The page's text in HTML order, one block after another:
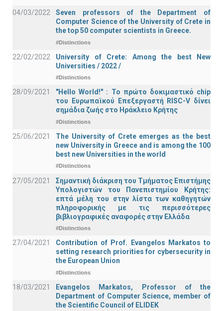
04/03/2022
Seven professors of the Department of
Computer Science of the University of Crete in
the top 50 computer scientists in Greece.
#Distinctions
22/02/2022
University of Crete: Among the best New
Universities / 2022 /
#Distinctions
28/09/2021
"Hello World!" : Το πρώτο δοκιμαστικό chip
του Ευρωπαϊκού Επεξεργαστή RISC-V δίνει
σημάδια ζωής στο Ηράκλειο Κρήτης
#Distinctions
25/06/2021
The University of Crete emerges as the best
new University in Greece and is among the 100
best new Universities in the world
#Distinctions
27/05/2021
Σημαντική διάκριση του Τμήματος Επιστήμης
Υπολογιστών του Πανεπιστημίου Κρήτης:
επτά μέλη του στην λίστα των καθηγητών
πληροφορικής με τις περισσότερες
βιβλιογραφικές αναφορές στην Ελλάδα
#Distinctions
27/04/2021
Contribution of Prof. Evangelos Markatos to
setting research priorities for cybersecurity in
the European Union
#Distinctions
18/03/2021
Evangelos Markatos, Professor of the
Department of Computer Science, member of
the Scientific Council of ELIDEK